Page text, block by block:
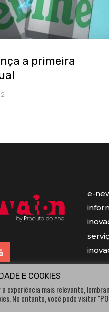
a primeira
e-
E COOKIES
experiência mais relevante,
No entanto, você pode visitar